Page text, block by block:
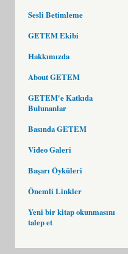
Sesli Betimleme
GETEM Ekibi
Hakkımızda
About GETEM
GETEM'e Katkıda
Bulunanlar
Basında GETEM
Video Galeri
Başarı Öyküleri
Önemli Linkler
Yeni bir kitap okunmasını
talep et